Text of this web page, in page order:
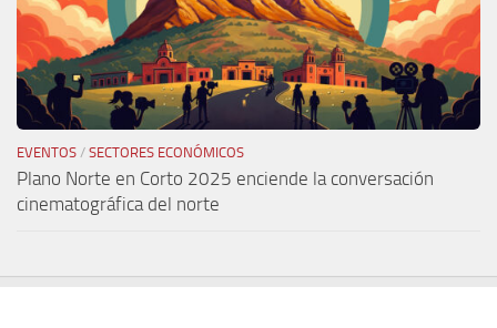
EVENTOS / SECTORES ECONÓMICOS
Plano Norte en Corto 2025 enciende la conversación
cinematográfica del norte